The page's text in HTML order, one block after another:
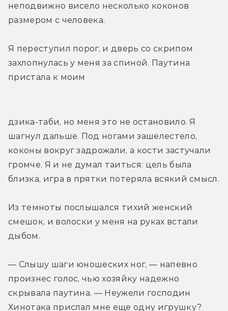
неподвижно висело несколько коконов
размером с человека.
Я переступил порог, и дверь со скрипом
захлопнулась у меня за спиной. Паутина
пристала к моим
дзика­-таби, но меня это не остановило. Я
шагнул дальше. Под ногами зашелестело,
коконы вокруг задрожали, а кости застучали
громче. Я и не думал таиться: цель была
близка, игра в прятки потеряла всякий смысл.
Из темноты послышался тихий женский
смешок, и волоски у меня на руках встали
дыбом.
— Слышу шаги юношеских ног, — напевно
произнес голос, чью хозяйку надежно
скрывала паутина. — Неужели господин
Хинотака прислал мне еще одну игрушку?